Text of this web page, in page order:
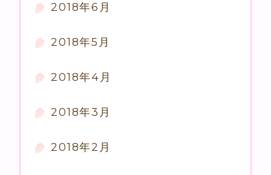
2018年6月
2018年5月
2018年4月
2018年3月
2018年2月